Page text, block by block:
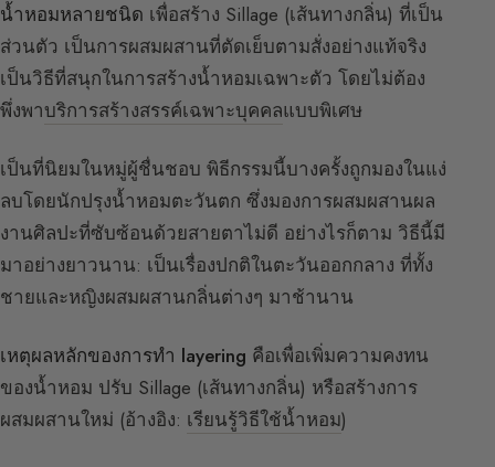
น้ำหอมหลายชนิด เพื่อสร้าง Sillage (เส้นทางกลิ่น) ที่เป็น
ส่วนตัว เป็นการผสมผสานที่ตัดเย็บตามสั่งอย่างแท้จริง
เป็นวิธีที่สนุกในการสร้างน้ำหอมเฉพาะตัว โดยไม่ต้อง
พึ่งพาบริการสร้างสรรค์เฉพาะบุคคลแบบพิเศษ
เป็นที่นิยมในหมู่ผู้ชื่นชอบ พิธีกรรมนี้บางครั้งถูกมองในแง่
ลบโดยนักปรุงน้ำหอมตะวันตก ซึ่งมองการผสมผสานผล
งานศิลปะที่ซับซ้อนด้วยสายตาไม่ดี อย่างไรก็ตาม วิธีนี้มี
มาอย่างยาวนาน: เป็นเรื่องปกติในตะวันออกกลาง ที่ทั้ง
ชายและหญิงผสมผสานกลิ่นต่างๆ มาช้านาน
เหตุผลหลักของการทำ layering คือเพื่อเพิ่มความคงทน
ของน้ำหอม ปรับ Sillage (เส้นทางกลิ่น) หรือสร้างการ
ผสมผสานใหม่ (อ้างอิง: เรียนรู้วิธีใช้น้ำหอม)